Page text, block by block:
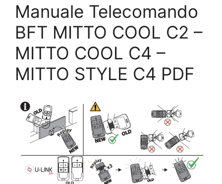
Manuale Telecomando
BFT MITTO COOL C2 –
MITTO COOL C4 –
MITTO STYLE C4 PDF